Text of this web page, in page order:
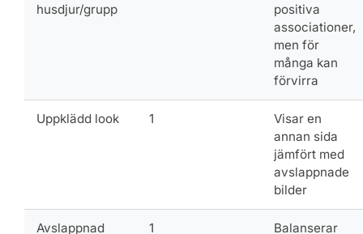
husdjur/grupp
positiva
associationer,
men för
många kan
förvirra
Uppklädd look 1
Visar en
annan sida
jämfört med
avslappnade
bilder
Avslappnad
1
Balanserar